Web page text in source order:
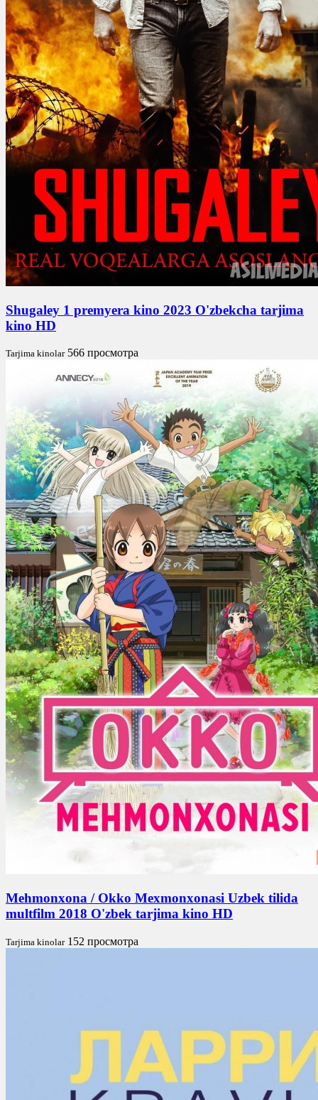
Shugaley 1 premyera kino 2023 O'zbekcha tarjima
kino HD
Tarjima kinolar 566 просмотра
Mehmonxona / Okko Mexmonxonasi Uzbek tilida
multfilm 2018 O'zbek tarjima kino HD
Tarjima kinolar 152 просмотра